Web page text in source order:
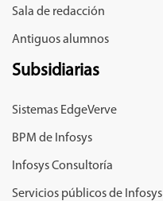
Sala de redacción
Antiguos alumnos
Subsidiarias
Sistemas EdgeVerve
BPM de Infosys
Infosys Consultoría
Servicios públicos de Infosys